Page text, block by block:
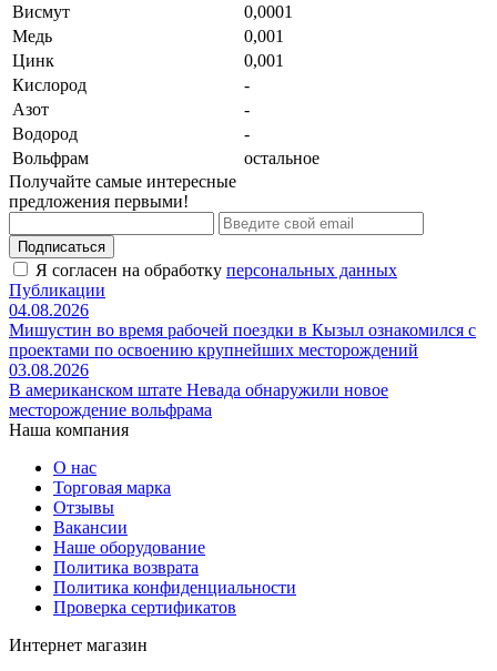
Висмут
0,0001
Медь
0,001
Цинк
0,001
Кислород
-
Азот
-
Водород
-
Вольфрам
остальное
Получайте самые интересные
предложения первыми!
Подписаться
Я согласен на обработку персональных данных
Публикации
04.08.2026
Мишустин во время рабочей поездки в Кызыл ознакомился с
проектами по освоению крупнейших месторождений
03.08.2026
В американском штате Невада обнаружили новое
месторождение вольфрама
Наша компания
О нас
Торговая марка
Отзывы
Вакансии
Наше оборудование
Политика возврата
Политика конфиденциальности
Проверка сертификатов
Интернет магазин